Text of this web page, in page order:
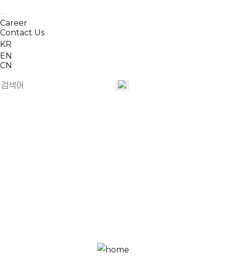
Career
Contact Us
KR
EN
CN